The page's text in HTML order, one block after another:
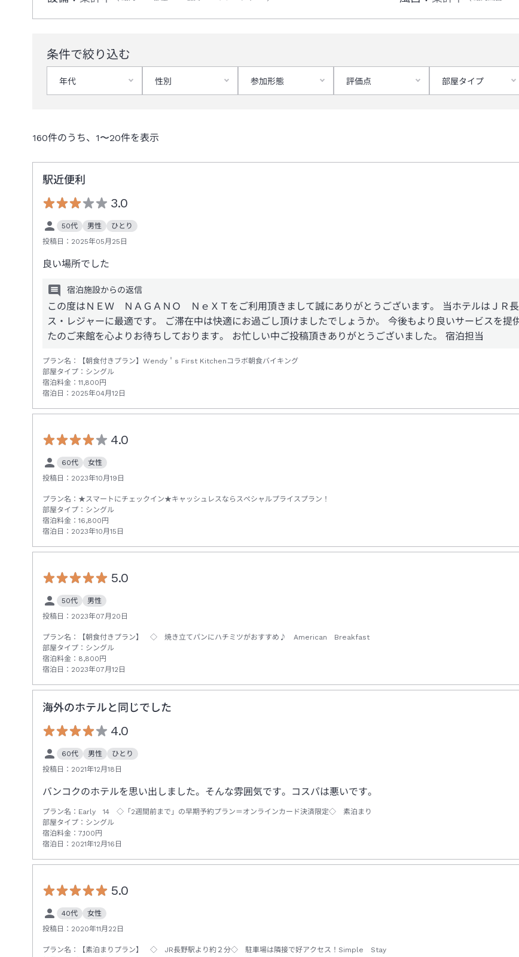
条件で絞り込む
年代 性別 参加形態 評価点 部屋タイプ
160件のうち、 1〜20件を表示
駅近便利
3.0
50代 男性
ひとり
投稿日： 2025年05月25日
良い場所でした
宿泊施設からの返信
この度はＮＥＷ ＮＡＧＡＮＯ ＮｅＸＴをご利用頂きまして誠にありがとうございます。 当ホテルはＪＲ
ス・レジャーに最適です。 ご滞在中は快適にお過ごし頂けましたでしょうか。 今後もより良いサービスを
たのご来館を心よりお待ちしております。 お忙しい中ご投稿頂きありがとうございました。 宿泊担当
プラン名：
【朝食付きプラン】Wendy＇s First Kitchenコラボ朝食バイキング
部屋タイプ： シングル
宿泊料金： 11,800円
宿泊日： 2025年04月12日
4.0
60代
女性
投稿日： 2023年10月19日
プラン名： ★スマートにチェックイン★キャッシュレスならスペシャルプライスプラン！
部屋タイプ： シングル
宿泊料金： 16,800円
宿泊日： 2023年10月15日
5.0
50代
男性
投稿日： 2023年07月20日
プラン名：
【朝食付きプラン】 ◇ 焼き立てパンにハチミツがおすすめ♪ American Breakfast
部屋タイプ： シングル
宿泊料金： 8,800円
宿泊日： 2023年07月12日
海外のホテルと同じでした
4.0
60代 男性
ひとり
投稿日： 2021年12月18日
バンコクのホテルを思い出しました。そんな雰囲気です。コスパは悪いです。
プラン名： Early 14 ◇「2週間前まで」の早期予約プラン＝オンラインカード決済限定◇ 素泊まり
部屋タイプ： シングル
宿泊料金： 7,100円
宿泊日： 2021年12月16日
5.0
40代
女性
投稿日： 2020年11月22日
プラン名：
【素泊まりプラン】 ◇ JR長野駅より約２分◇ 駐車場は隣接で好アクセス！Simple Stay